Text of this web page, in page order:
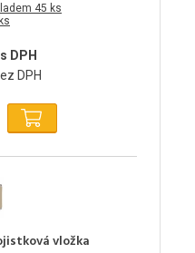
45 ks
DPH
DPH
vložka